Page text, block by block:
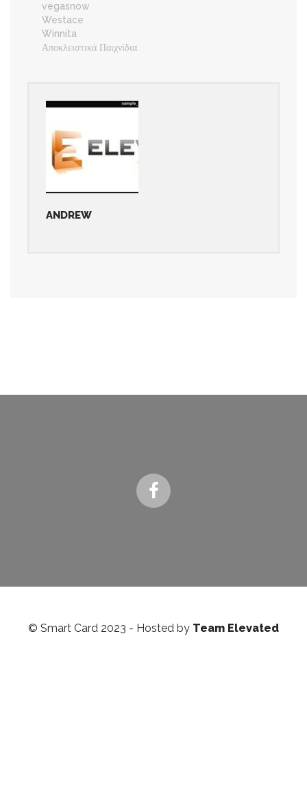
vegasnow
Westace
Winnita
Αποκλειστικά Παιχνίδια
ANDREW
© Smart Card 2023 - Hosted by Team Elevated